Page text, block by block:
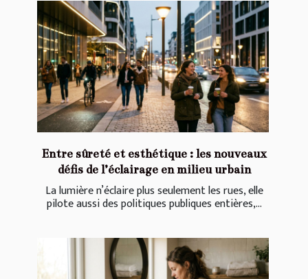
Entre sûreté et esthétique : les nouveaux
défis de l’éclairage en milieu urbain
La lumière n’éclaire plus seulement les rues, elle
pilote aussi des politiques publiques entières,...